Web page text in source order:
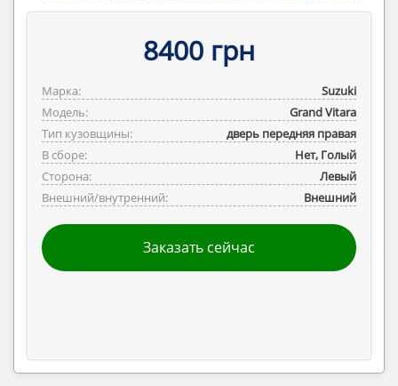
8400 грн
Марка:
Suzuki
Модель:
Grand Vitara
Тип кузовщины:
дверь передняя правая
В сборе:
Нет, Голый
Сторона:
Левый
Внешний/внутренний:
Внешний
Заказать сейчас